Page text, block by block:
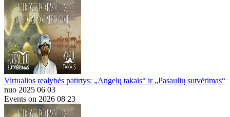
Virtualios realybės patirtys: „Angelų takais“ ir „Pasaulių sutvėrimas“
nuo 2025 06 03
Events on 2026 08 23